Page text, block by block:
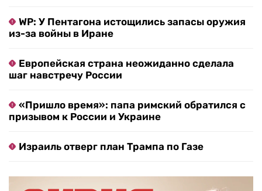
WP: У Пентагона истощились запасы оружия
из-за войны в Иране
Европейская страна неожиданно сделала
шаг навстречу России
«Пришло время»: папа римский обратился с
призывом к России и Украине
Израиль отверг план Трампа по Газе